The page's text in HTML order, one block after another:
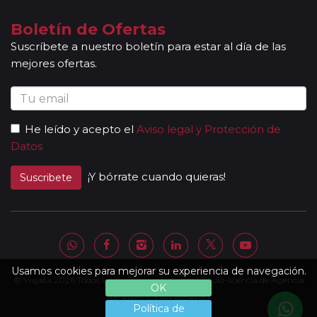
Usamos cookies para mejorar su experiencia de navegación.
OK
Política de
Todas nuestras rutas, independientemente del
número de pasajeros, incluyen la presencia de guías
acompañantes, profesionales con mucha experiencia,
conocimientos y buena disposición para atender al
grupo. Adicionalmente, en las ciudades principales y
según itinerario, contará con la presencia de guías
cultura de los lugares visitados. En ocasiones, los
grupos son bilingües (normalmente español y
portugués), en estos casos nuestros guías
acompañantes podrán dar las explicaciones en dos
guía-acompañante en función de la etapa. Los guías
acompañantes siempre estarán presentes en los
paseos incluidos, pero poseen múltiples funciones y
deben dedicación a la totalidad del grupo y no a una
persona en particular. En los momentos en que no
existen servicios incluidos en el programa, nuestros
Boletín de Ofertas
Suscríbete a nuestro boletín para estar al día de las
mejores ofertas.
He leído y acepto el Aviso legal y Protección de
Datos
Suscribete ¡Y bórrate cuando quieras!
© Viajata 2026 Todos los derechos reservados | Título-licencia de Agencia
de Viajes C.I.AN 18841-3.